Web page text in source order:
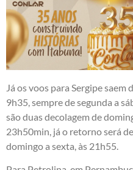
Já os voos para Sergipe saem
9h35, sempre de segunda a
são duas decolagem de
23h50min, já o retorno será
domingo a sexta, às 21h55.